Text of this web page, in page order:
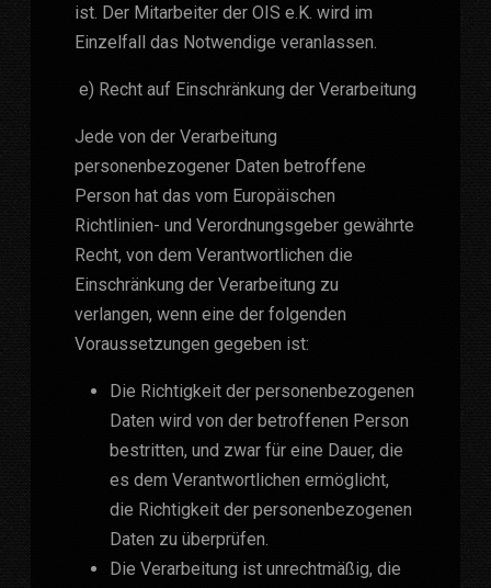
ist. Der Mitarbeiter der OIS e.K. wird im
Einzelfall das Notwendige veranlassen.
e) Recht auf Einschränkung der Verarbeitung
Jede von der Verarbeitung
personenbezogener Daten betroffene
Person hat das vom Europäischen
Richtlinien- und Verordnungsgeber gewährte
Recht, von dem Verantwortlichen die
Einschränkung der Verarbeitung zu
verlangen, wenn eine der folgenden
Voraussetzungen gegeben ist:
Die Richtigkeit der personenbezogenen
Daten wird von der betroffenen Person
bestritten, und zwar für eine Dauer, die
es dem Verantwortlichen ermöglicht,
die Richtigkeit der personenbezogenen
Daten zu überprüfen.
Die Verarbeitung ist unrechtmäßig, die